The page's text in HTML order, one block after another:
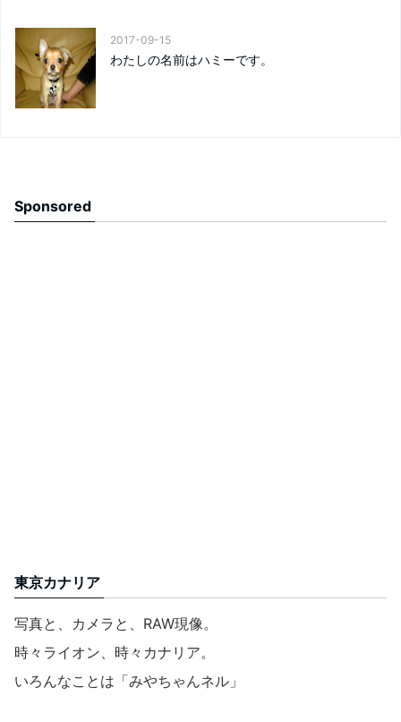
2017-09-15
わたしの名前はハミーです。
Sponsored
東京カナリア
写真と、カメラと、RAW現像。
時々ライオン、時々カナリア。
いろんなことは「みやちゃんネル」